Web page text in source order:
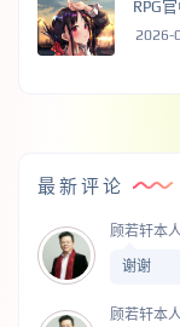
RPG
2026-
最新评论
顾若轩本
谢谢
顾若轩本